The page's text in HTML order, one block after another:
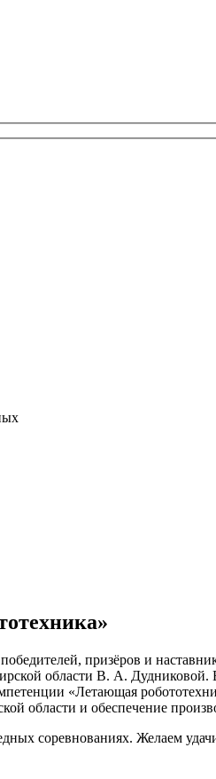
призёров и
области В. А.
«Летающая
области и обеспечение
соревнованиях. Желаем